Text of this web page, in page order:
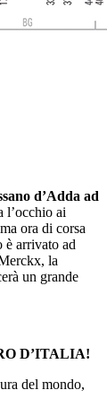
d’Adda ad
l’occhio ai
ora di corsa
è arrivato ad
la
un grande
D’ITALIA!
del mondo,